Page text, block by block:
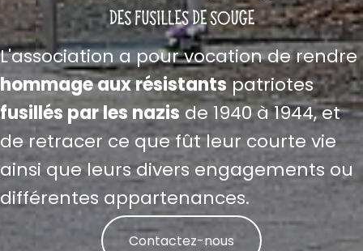
L'association a pour vocation de rendre
hommage aux résistantspatriotes
fusillés par les nazis de 1940 à 1944, et
de retracer ce que fût leur courte vie
ainsi que leurs divers engagements ou
différentes appartenances.
Contactez-nous